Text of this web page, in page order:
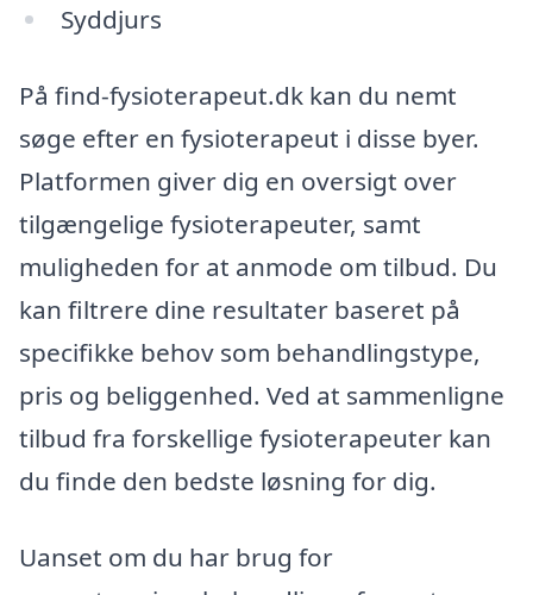
Syddjurs
På find-fysioterapeut.dk kan du nemt
søge efter en fysioterapeut i disse byer.
Platformen giver dig en oversigt over
tilgængelige fysioterapeuter, samt
muligheden for at anmode om tilbud. Du
kan filtrere dine resultater baseret på
specifikke behov som behandlingstype,
pris og beliggenhed. Ved at sammenligne
tilbud fra forskellige fysioterapeuter kan
du finde den bedste løsning for dig.
Uanset om du har brug for